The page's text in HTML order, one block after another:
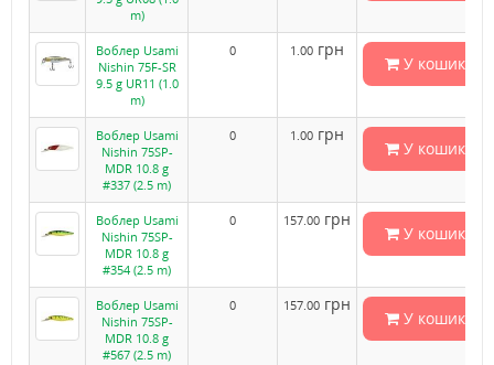
m)
Воблер Usami
Nishin 75F-SR
9.5 g UR11 (1.0
m)
0 1.00 грн
У кошик
Воблер Usami
Nishin 75SP-
MDR 10.8 g
#337 (2.5 m)
0 1.00 грн
У кошик
Воблер Usami
Nishin 75SP-
MDR 10.8 g
#354 (2.5 m)
0 157.00 грн
У кошик
Воблер Usami
Nishin 75SP-
MDR 10.8 g
#567 (2.5 m)
0 157.00 грн
У кошик